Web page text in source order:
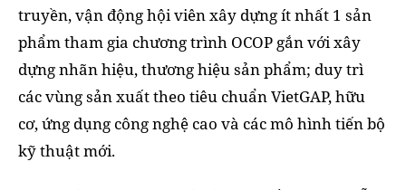
truyền, vận động hội viên xây dựng ít nhất 1 sản
phẩm tham gia chương trình OCOP gắn với xây
dựng nhãn hiệu, thương hiệu sản phẩm; duy trì
các vùng sản xuất theo tiêu chuẩn VietGAP, hữu
cơ, ứng dụng công nghệ cao và các mô hình tiến bộ
kỹ thuật mới.